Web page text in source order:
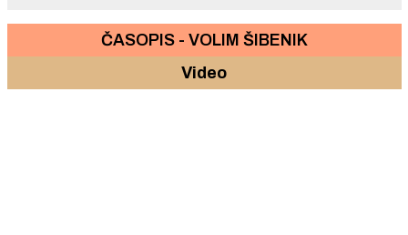
ČASOPIS - VOLIM ŠIBENIK
Video